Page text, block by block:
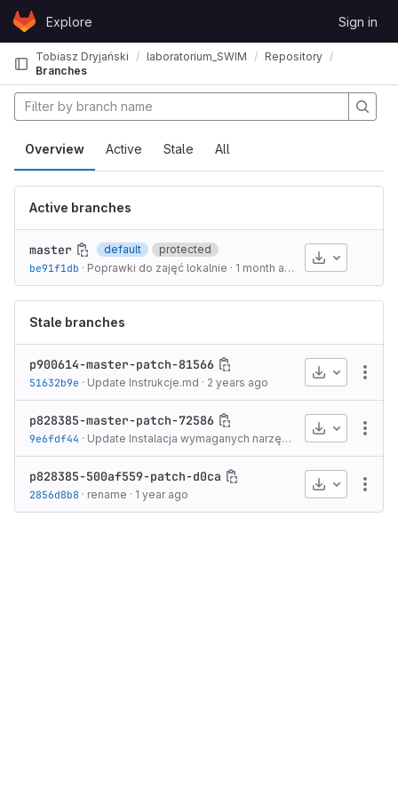
Skip to content
GitLabExplore Sign in
Tobiasz Dryjański laboratorium_SWIM
Repository
Branches
Overview Active Stale All
Active branches
master default
protected
be91f1db · Poprawki do zajęć lokalnie · 1 month ago
Download
Stale branches
p900614-master-patch-81566
51632b9e · Update Instrukcje.md · 2 years ago
Download
p828385-master-patch-72586
9e6fdf44 · Update Instalacja wymaganych narzędzi, pierwsze uruchomienie.md
Download
p828385-500af559-patch-d0ca
2856d8b8 · rename · 1 year ago
Download